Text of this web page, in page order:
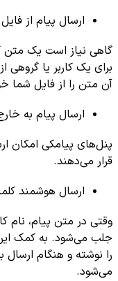
ارسال پیام از
گاهی نیاز است یک متن
برای یک کاربر یا گروهی
آن متن را از فایل شما
ارسال پیام به
پنل‌های پیامکی امکان
قرار می‌دهند.
ارسال هوشمند
وقتی در متن پیام، نام
جلب می‌شود. به کمک این
را نوشته و هنگام
می‌شود.